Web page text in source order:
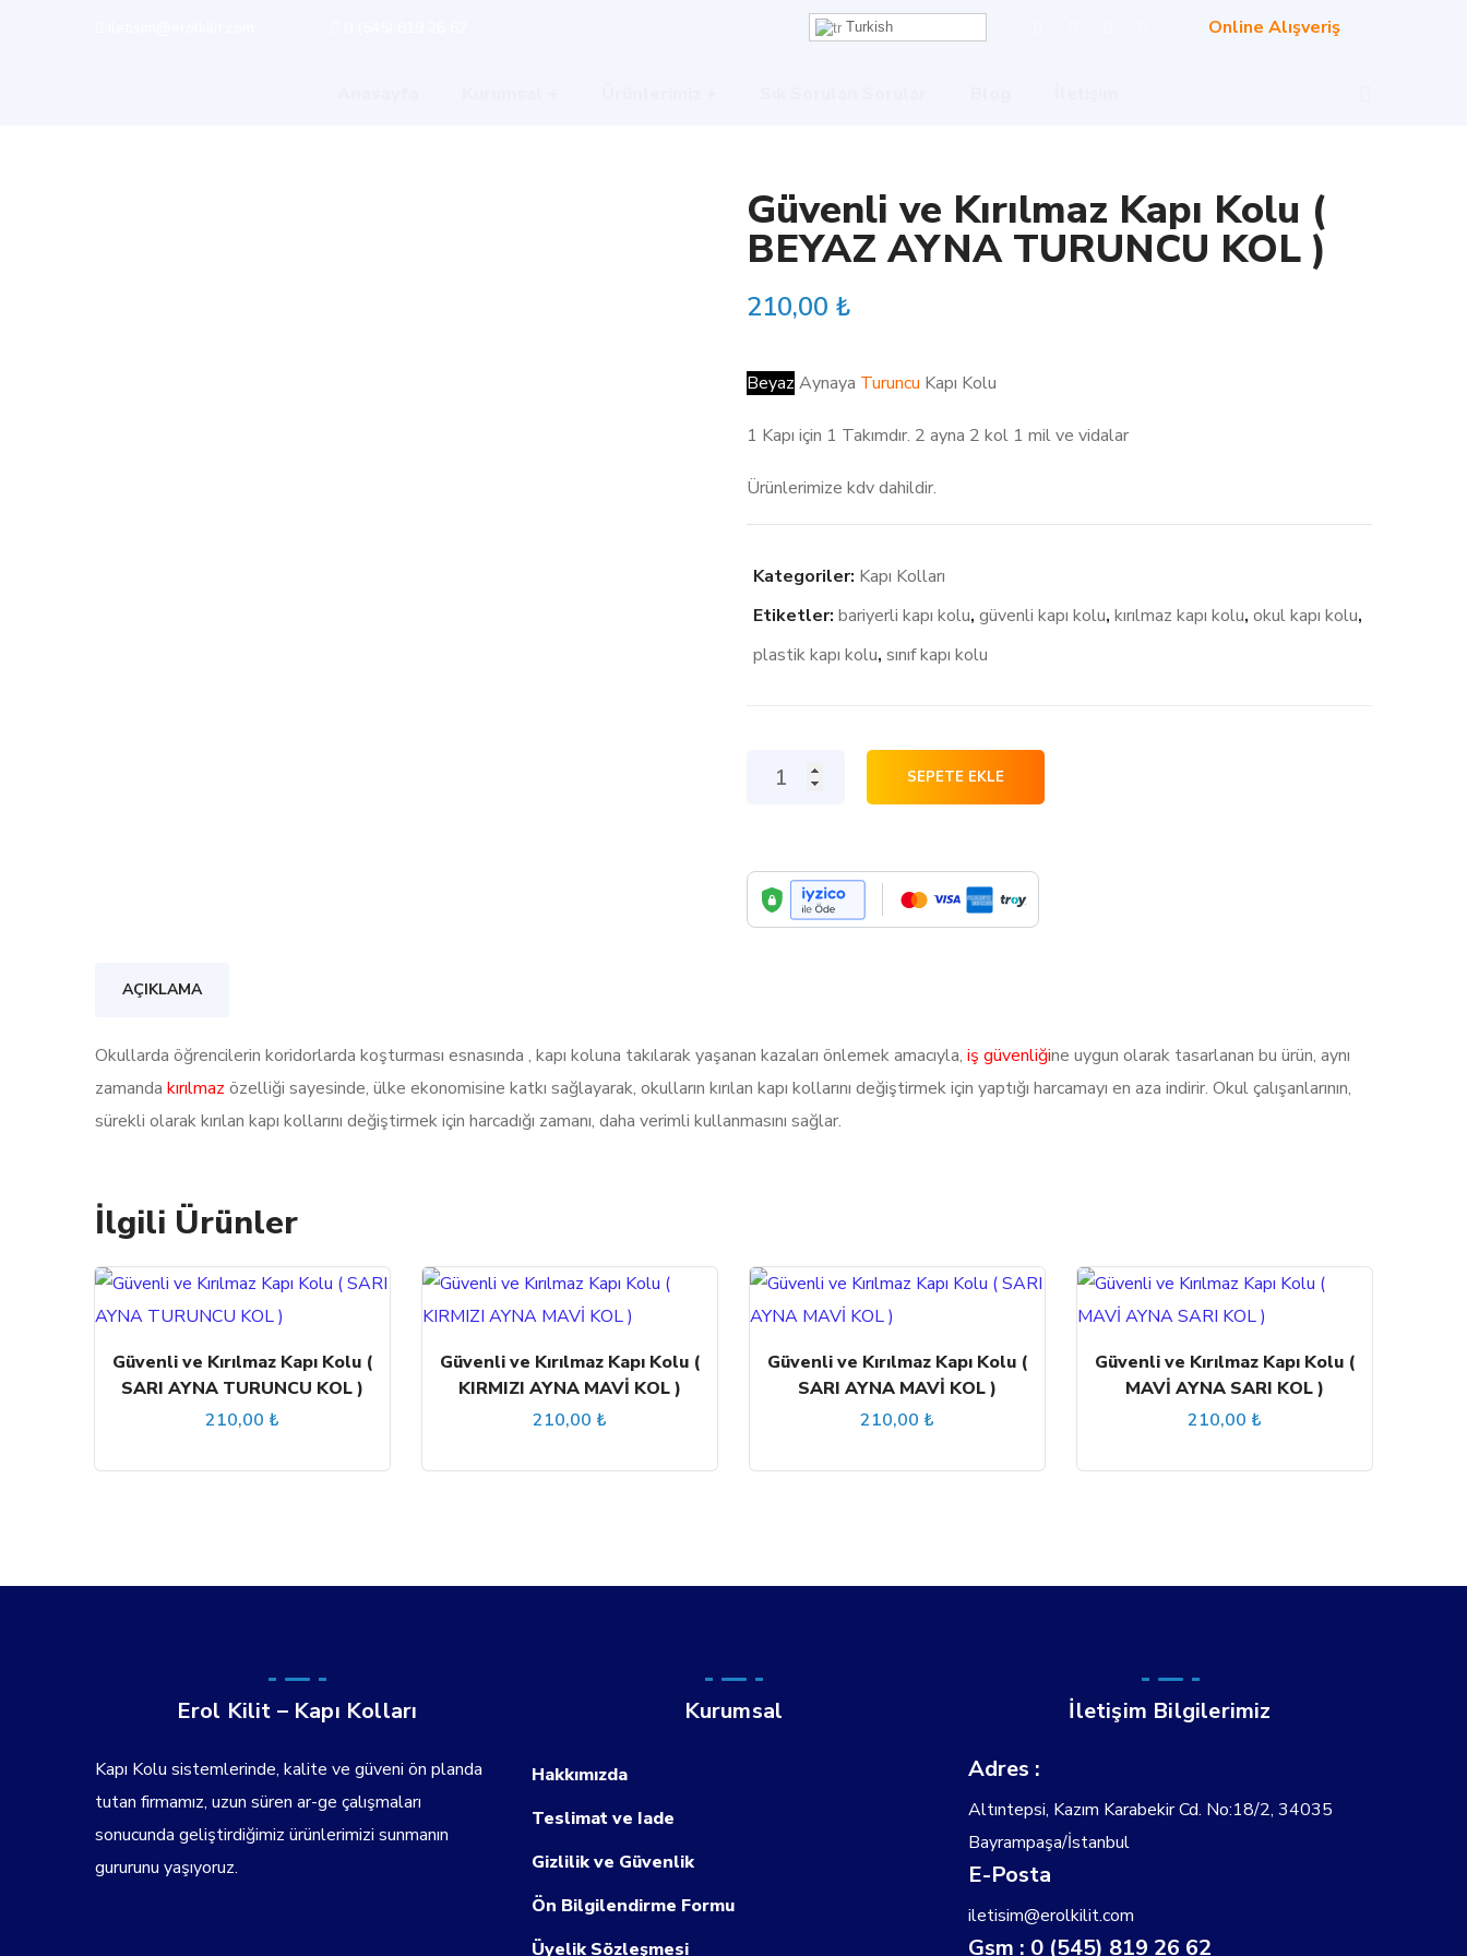
Turkish Online Alışveriş
Güvenli ve Kırılmaz Kapı Kolu (
BEYAZ AYNA TURUNCU KOL )
210,00 ₺
Beyaz Aynaya Turuncu Kapı Kolu
1 Kapı için 1 Takımdır. 2 ayna 2 kol 1 mil ve vidalar
Ürünlerimize kdv dahildir.
Kategoriler: Kapı Kolları
Etiketler: bariyerli kapı kolu, güvenli kapı kolu, kırılmaz kapı kolu, okul kapı kolu,
plastik kapı kolu, sınıf kapı kolu
Güvenli
Kolu
(
KOL
)
adet
SEPETE EKLE
AÇIKLAMA
Okullarda öğrencilerin koridorlarda koşturması esnasında , kapı koluna takılarak yaşanan kazaları önlemek amacıyla, iş güvenliğine uygun olarak tasarlanan bu ürün, aynı
zamanda kırılmaz özelliği sayesinde, ülke ekonomisine katkı sağlayarak, okulların kırılan kapı kollarını değiştirmek için yaptığı harcamayı en aza indirir. Okul çalışanlarının,
sürekli olarak kırılan kapı kollarını değiştirmek için harcadığı zamanı, daha verimli kullanmasını sağlar.
İlgili Ürünler
Güvenli ve Kırılmaz Kapı Kolu (
SARI AYNA TURUNCU KOL )
210,00 ₺
Güvenli ve Kırılmaz Kapı Kolu (
KIRMIZI AYNA MAVİ KOL )
210,00 ₺
Güvenli ve Kırılmaz Kapı Kolu (
SARI AYNA MAVİ KOL )
210,00 ₺
Güvenli ve Kırılmaz Kapı Kolu (
MAVİ AYNA SARI KOL )
210,00 ₺
Erol Kilit – Kapı Kolları
Kapı Kolu sistemlerinde, kalite ve güveni ön planda
tutan firmamız, uzun süren ar-ge çalışmaları
sonucunda geliştirdiğimiz ürünlerimizi sunmanın
gururunu yaşıyoruz.
Kurumsal
Hakkımızda
Teslimat ve Iade
Gizlilik ve Güvenlik
Ön Bilgilendirme Formu
Üyelik Sözleşmesi
İletişim Bilgilerimiz
Adres :
Altıntepsi, Kazım Karabekir Cd. No:18/2, 34035
Bayrampaşa/İstanbul
E-Posta
iletisim@erolkilit.com
Gsm : 0 (545) 819 26 62